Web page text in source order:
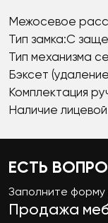
Межосевое
Тип замка:С
Тип механизма
Бэксет
Комплектация
Наличие
ЕСТЬ
Заполните форму
Продажа